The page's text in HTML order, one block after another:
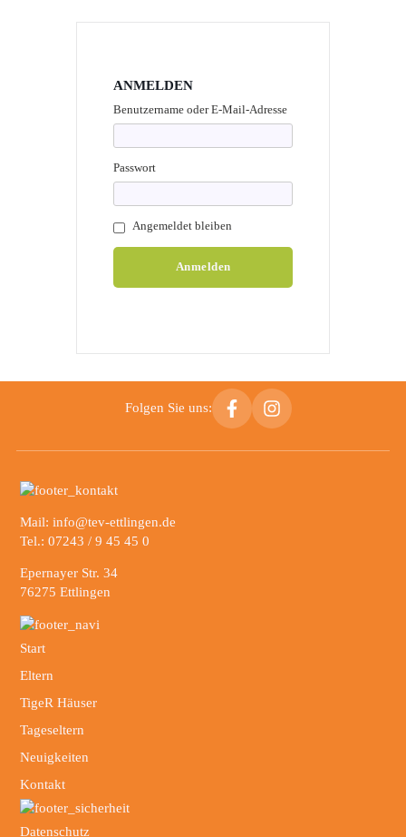
ANMELDEN
Benutzername oder E-Mail-Adresse
Passwort
Angemeldet bleiben
Folgen Sie uns:
Mail: info@tev-ettlingen.de
Tel.: 07243 / 9 45 45 0
Epernayer Str. 34
76275 Ettlingen
Start
Eltern
TigeR Häuser
Tageseltern
Neuigkeiten
Kontakt
Datenschutz